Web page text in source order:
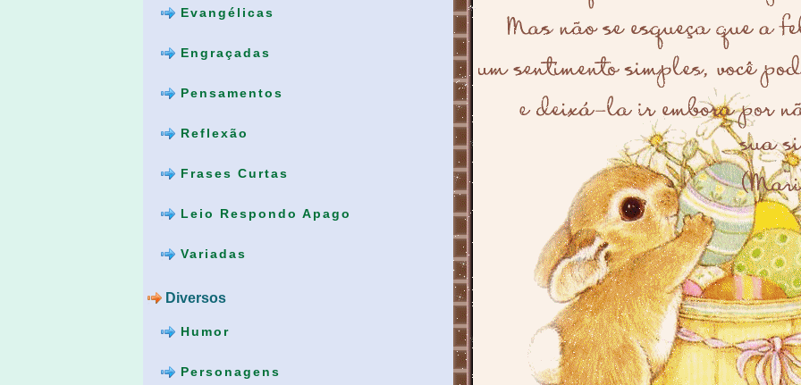
Evangélicas
Engraçadas
Pensamentos
Reflexão
Frases Curtas
Leio Respondo Apago
Variadas
Diversos
Humor
Personagens